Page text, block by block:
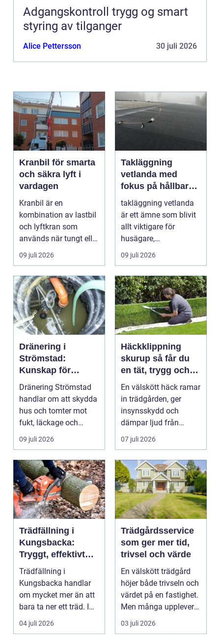
Adgangskontroll trygg og smart
styring av tilganger
Alice Pettersson 30 juli 2026
Kranbil för smarta
och säkra lyft i
vardagen
Kranbil är en
kombination av lastbil
och lyftkran som
används när tungt eller
skrymma...
09 juli 2026
Takläggning
vetlanda med
fokus på hållbara
tak och trygga hus
takläggning vetlanda
är ett ämne som blivit
allt viktigare för
husägare,
bostadsrättsföreningar
och ...
09 juli 2026
Dränering i
Strömstad:
Kunskap för
tryggare
husgrunder
Dränering Strömstad
handlar om att skydda
hus och tomter mot
fukt, läckage och
l&arin...
09 juli 2026
Häckklippning
skurup så får du
en tät, trygg och
snygg häck året
runt
En välskött häck ramar
in trädgården, ger
insynsskydd och
dämpar ljud från
vägen. Samtidigt kan
häck...
07 juli 2026
Trädfällning i
Kungsbacka:
Tryggt, effektivt
och med omtanke
om hela tomten
Trädfällning i
Kungsbacka handlar
om mycket mer än att
bara ta ner ett träd. I
e...
04 juli 2026
Trädgårdsservice
som ger mer tid,
trivsel och värde
En välskött trädgård
höjer både trivseln och
värdet på en fastighet.
Men många upplever
att tiden, o...
03 juli 2026